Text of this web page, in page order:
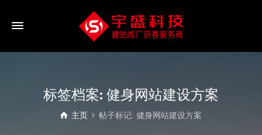
标签档案: 健身网站建设方案
主页 帖子标记: 健身网站建设方案